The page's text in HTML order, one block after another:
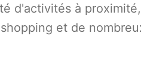
d'activités à
et de